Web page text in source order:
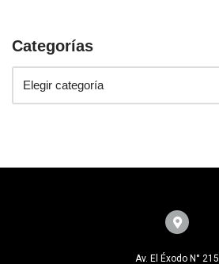
Categorías
Av. El Éxodo N° 215